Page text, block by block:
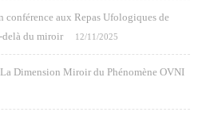
conférence aux Repas Ufologiques de
du miroir
12/11/2025
Dimension Miroir du Phénomène OVNI